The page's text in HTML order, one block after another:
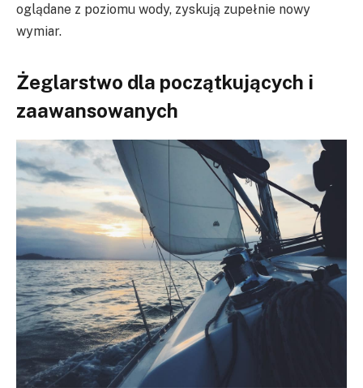
oglądane z poziomu wody, zyskują zupełnie nowy
wymiar.
Żeglarstwo dla początkujących i
zaawansowanych